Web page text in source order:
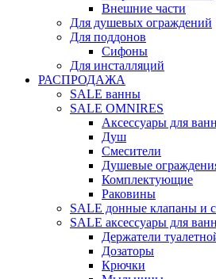
Внешние части
Для душевых ограждений
Для поддонов
Сифоны
Для инсталляций
РАСПРОДАЖА
SALE ванны
SALE OMNIRES
Аксессуары для
Душ
Смесители
Душевые
Комплектующие
Раковины
SALE донные клапаны и
SALE аксессуары для
Держатели
Дозаторы
Крючки